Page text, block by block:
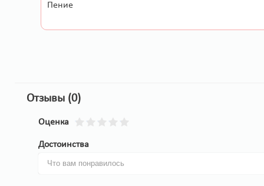
Пение
Отзывы (0)
Оценка
Достоинства